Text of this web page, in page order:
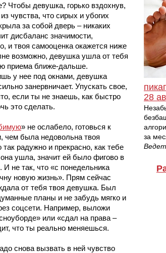
Чтобы девушка, горько вздохнув,
чувства, что сирых и убогих
за собой дверь – никаких
дисбаланс значимости,
и твоя самооценка окажется ниже
возможно, девушка ушла от тебя
приема ближе-дальше.
у нее под окнами, девушка
занервничает. Упускать свое,
если ты не знаешь, как быстро
это сделать.
» не ослабело, готовься к
чем была недовольна твоя
радужно и прекрасно, как тебе
ушла, значит ей было фигово в
не так, что «с понедельника
новую жизнь». Прям сейчас
от тебя твоя девушка. Был
планы и не забудь мягко и
соцсети. Например, выложи
или «сдал на права –
что ты реально меняешься.
снова вызвать в ней чувство
28
за